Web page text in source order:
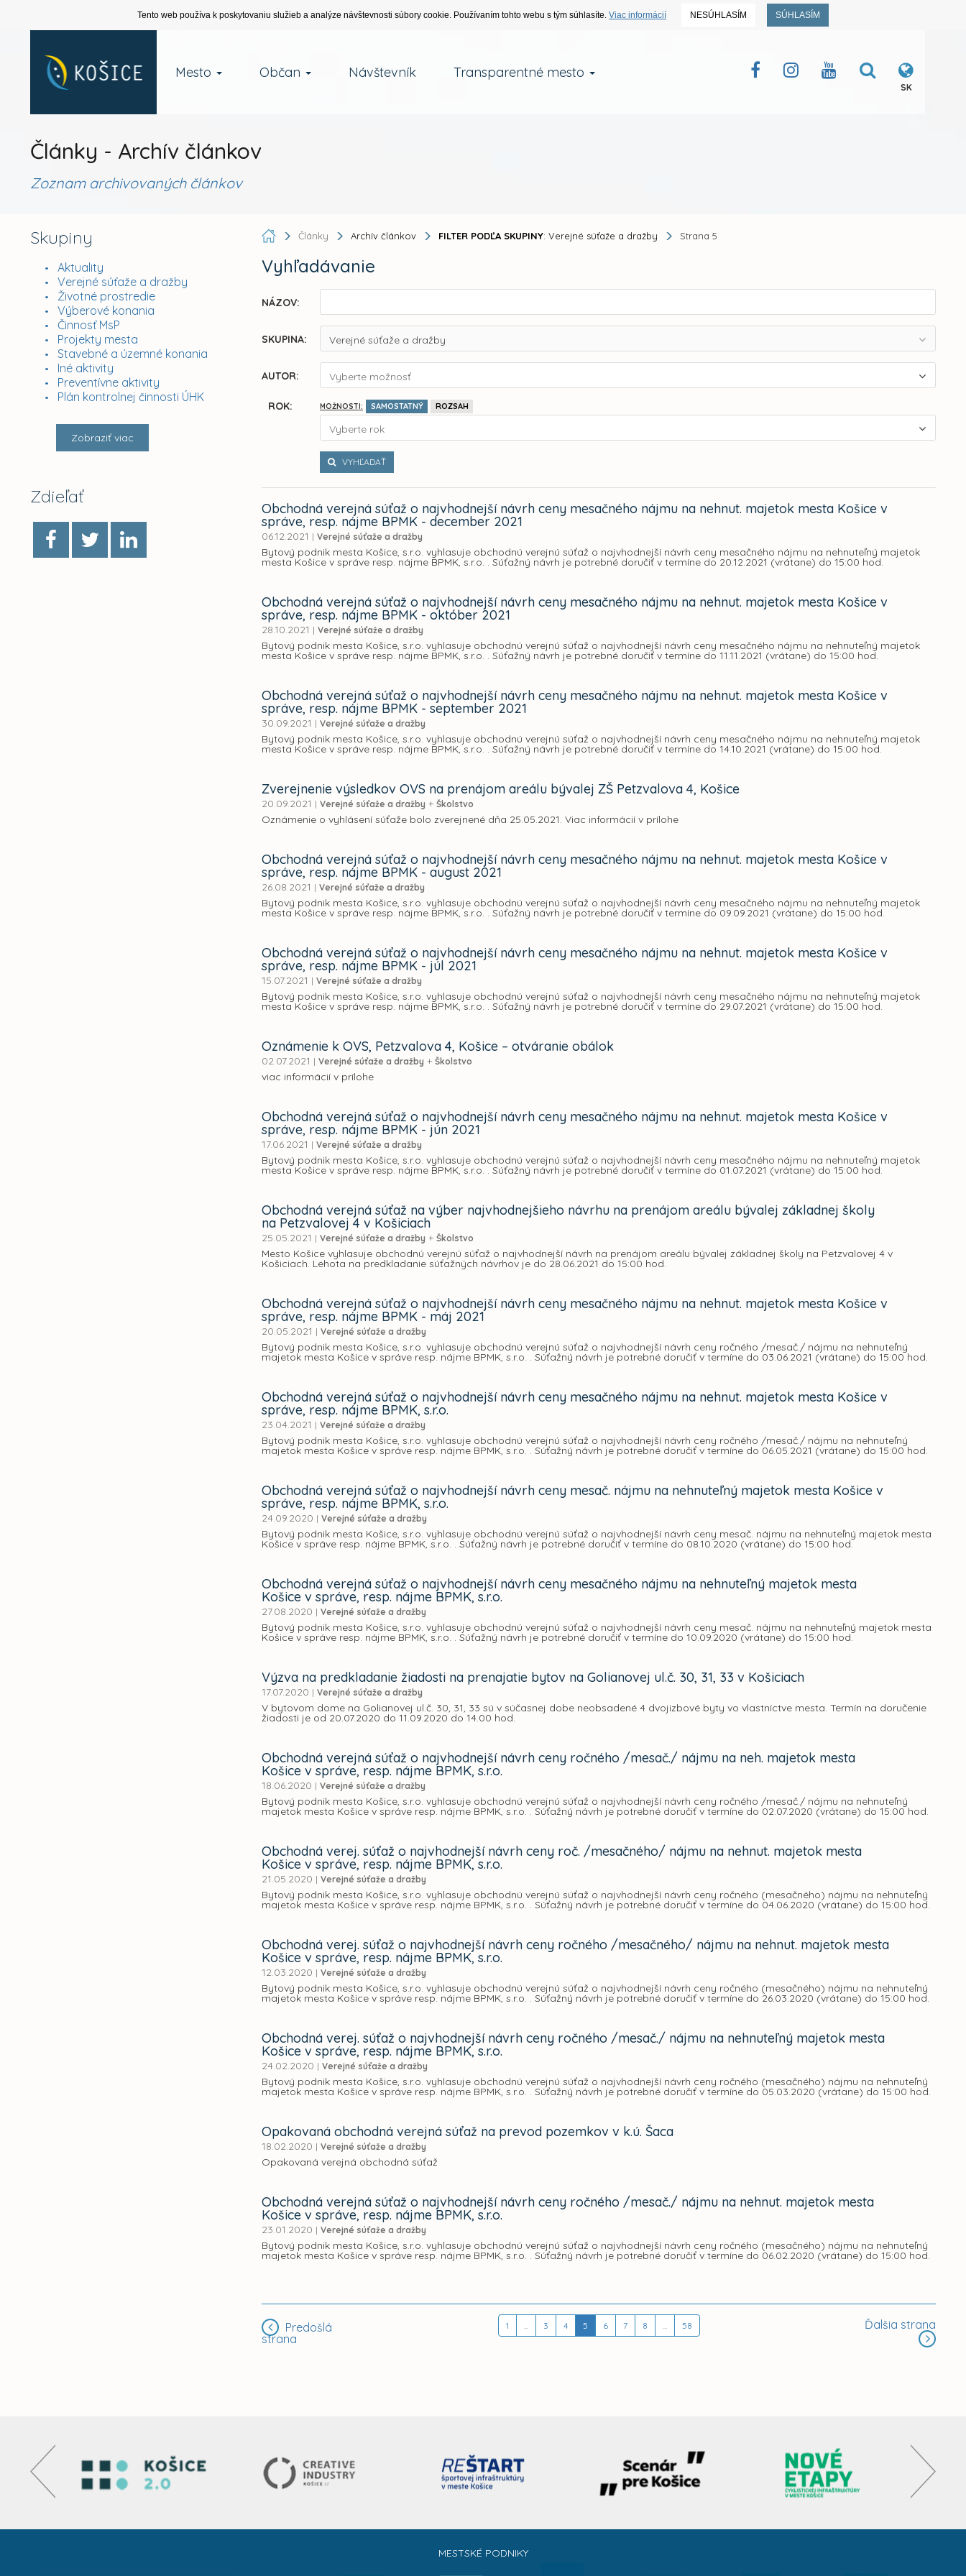
Tento web používa k poskytovaniu služieb a analýze návštevnosti súbory cookie. Používaním tohto webu s tým súhlasíte. Viac informácií NESÚHLASÍM SÚHLASÍM
Mesto Občan Návštevník Transparentné mesto
SK
Články - Archív článkov
Zoznam archivovaných článkov
Skupiny
Aktuality
Verejné súťaže a dražby
Životné prostredie
Výberové konania
Činnosť MsP
Projekty mesta
Stavebné a územné konania
Iné aktivity
Preventívne aktivity
Plán kontrolnej činnosti ÚHK
Zobraziť viac
Zdieľať
Články Archív článkov FILTER PODĽA SKUPINY: Verejné súťaže a dražby Strana 5
Vyhľadávanie
NÁZOV:
SKUPINA: Verejné súťaže a dražby
AUTOR: Vyberte možnosť
ROK: MOŽNOSTI: SAMOSTATNÝ ROZSAH
Vyberte rok
VYHĽADAŤ
Obchodná verejná súťaž o najvhodnejší návrh ceny mesačného nájmu na nehnut. majetok mesta Košice v
správe, resp. nájme BPMK - december 2021
06.12.2021 | Verejné súťaže a dražby
Bytový podnik mesta Košice, s.r.o. vyhlasuje obchodnú verejnú súťaž o najvhodnejší návrh ceny mesačného nájmu na nehnuteľný majetok
mesta Košice v správe resp. nájme BPMK, s.r.o. . Súťažný návrh je potrebné doručiť v termíne do 20.12.2021 (vrátane) do 15:00 hod.
Obchodná verejná súťaž o najvhodnejší návrh ceny mesačného nájmu na nehnut. majetok mesta Košice v
správe, resp. nájme BPMK - október 2021
28.10.2021 | Verejné súťaže a dražby
Bytový podnik mesta Košice, s.r.o. vyhlasuje obchodnú verejnú súťaž o najvhodnejší návrh ceny mesačného nájmu na nehnuteľný majetok
mesta Košice v správe resp. nájme BPMK, s.r.o. . Súťažný návrh je potrebné doručiť v termíne do 11.11.2021 (vrátane) do 15:00 hod.
Obchodná verejná súťaž o najvhodnejší návrh ceny mesačného nájmu na nehnut. majetok mesta Košice v
správe, resp. nájme BPMK - september 2021
30.09.2021 | Verejné súťaže a dražby
Bytový podnik mesta Košice, s.r.o. vyhlasuje obchodnú verejnú súťaž o najvhodnejší návrh ceny mesačného nájmu na nehnuteľný majetok
mesta Košice v správe resp. nájme BPMK, s.r.o. . Súťažný návrh je potrebné doručiť v termíne do 14.10.2021 (vrátane) do 15:00 hod.
Zverejnenie výsledkov OVS na prenájom areálu bývalej ZŠ Petzvalova 4, Košice
20.09.2021 | Verejné súťaže a dražby +Školstvo
Oznámenie o vyhlásení súťaže bolo zverejnené dňa 25.05.2021. Viac informácií v prílohe
Obchodná verejná súťaž o najvhodnejší návrh ceny mesačného nájmu na nehnut. majetok mesta Košice v
správe, resp. nájme BPMK - august 2021
26.08.2021 | Verejné súťaže a dražby
Bytový podnik mesta Košice, s.r.o. vyhlasuje obchodnú verejnú súťaž o najvhodnejší návrh ceny mesačného nájmu na nehnuteľný majetok
mesta Košice v správe resp. nájme BPMK, s.r.o. . Súťažný návrh je potrebné doručiť v termíne do 09.09.2021 (vrátane) do 15:00 hod.
Obchodná verejná súťaž o najvhodnejší návrh ceny mesačného nájmu na nehnut. majetok mesta Košice v
správe, resp. nájme BPMK - júl 2021
15.07.2021 | Verejné súťaže a dražby
Bytový podnik mesta Košice, s.r.o. vyhlasuje obchodnú verejnú súťaž o najvhodnejší návrh ceny mesačného nájmu na nehnuteľný majetok
mesta Košice v správe resp. nájme BPMK, s.r.o. . Súťažný návrh je potrebné doručiť v termíne do 29.07.2021 (vrátane) do 15:00 hod.
Oznámenie k OVS, Petzvalova 4, Košice – otváranie obálok
02.07.2021 | Verejné súťaže a dražby +Školstvo
viac informácií v prílohe
Obchodná verejná súťaž o najvhodnejší návrh ceny mesačného nájmu na nehnut. majetok mesta Košice v
správe, resp. nájme BPMK - jún 2021
17.06.2021 | Verejné súťaže a dražby
Bytový podnik mesta Košice, s.r.o. vyhlasuje obchodnú verejnú súťaž o najvhodnejší návrh ceny mesačného nájmu na nehnuteľný majetok
mesta Košice v správe resp. nájme BPMK, s.r.o. . Súťažný návrh je potrebné doručiť v termíne do 01.07.2021 (vrátane) do 15:00 hod.
Obchodná verejná súťaž na výber najvhodnejšieho návrhu na prenájom areálu bývalej základnej školy
na Petzvalovej 4 v Košiciach
25.05.2021 | Verejné súťaže a dražby +Školstvo
Mesto Košice vyhlasuje obchodnú verejnú súťaž o najvhodnejší návrh na prenájom areálu bývalej základnej školy na Petzvalovej 4 v
Košiciach. Lehota na predkladanie súťažných návrhov je do 28.06.2021 do 15:00 hod.
Obchodná verejná súťaž o najvhodnejší návrh ceny mesačného nájmu na nehnut. majetok mesta Košice v
správe, resp. nájme BPMK - máj 2021
20.05.2021 | Verejné súťaže a dražby
Bytový podnik mesta Košice, s.r.o. vyhlasuje obchodnú verejnú súťaž o najvhodnejší návrh ceny ročného /mesač./ nájmu na nehnuteľný
majetok mesta Košice v správe resp. nájme BPMK, s.r.o. . Súťažný návrh je potrebné doručiť v termíne do 03.06.2021 (vrátane) do 15:00 hod.
Obchodná verejná súťaž o najvhodnejší návrh ceny mesačného nájmu na nehnut. majetok mesta Košice v
správe, resp. nájme BPMK, s.r.o.
23.04.2021 | Verejné súťaže a dražby
Bytový podnik mesta Košice, s.r.o. vyhlasuje obchodnú verejnú súťaž o najvhodnejší návrh ceny ročného /mesač./ nájmu na nehnuteľný
majetok mesta Košice v správe resp. nájme BPMK, s.r.o. . Súťažný návrh je potrebné doručiť v termíne do 06.05.2021 (vrátane) do 15:00 hod.
Obchodná verejná súťaž o najvhodnejší návrh ceny mesač. nájmu na nehnuteľný majetok mesta Košice v
správe, resp. nájme BPMK, s.r.o.
24.09.2020 | Verejné súťaže a dražby
Bytový podnik mesta Košice, s.r.o. vyhlasuje obchodnú verejnú súťaž o najvhodnejší návrh ceny mesač. nájmu na nehnuteľný majetok mesta
Košice v správe resp. nájme BPMK, s.r.o. . Súťažný návrh je potrebné doručiť v termíne do 08.10.2020 (vrátane) do 15:00 hod.
Obchodná verejná súťaž o najvhodnejší návrh ceny mesačného nájmu na nehnuteľný majetok mesta
Košice v správe, resp. nájme BPMK, s.r.o.
27.08.2020 | Verejné súťaže a dražby
Bytový podnik mesta Košice, s.r.o. vyhlasuje obchodnú verejnú súťaž o najvhodnejší návrh ceny mesač. nájmu na nehnuteľný majetok mesta
Košice v správe resp. nájme BPMK, s.r.o. . Súťažný návrh je potrebné doručiť v termíne do 10.09.2020 (vrátane) do 15:00 hod.
Výzva na predkladanie žiadosti na prenajatie bytov na Golianovej ul.č. 30, 31, 33 v Košiciach
17.07.2020 | Verejné súťaže a dražby
V bytovom dome na Golianovej ul.č. 30, 31, 33 sú v súčasnej dobe neobsadené 4 dvojizbové byty vo vlastníctve mesta. Termín na doručenie
žiadosti je od 20.07.2020 do 11.09.2020 do 14.00 hod.
Obchodná verejná súťaž o najvhodnejší návrh ceny ročného /mesač./ nájmu na neh. majetok mesta
Košice v správe, resp. nájme BPMK, s.r.o.
18.06.2020 | Verejné súťaže a dražby
Bytový podnik mesta Košice, s.r.o. vyhlasuje obchodnú verejnú súťaž o najvhodnejší návrh ceny ročného /mesač./ nájmu na nehnuteľný
majetok mesta Košice v správe resp. nájme BPMK, s.r.o. . Súťažný návrh je potrebné doručiť v termíne do 02.07.2020 (vrátane) do 15:00 hod.
Obchodná verej. súťaž o najvhodnejší návrh ceny roč. /mesačného/ nájmu na nehnut. majetok mesta
Košice v správe, resp. nájme BPMK, s.r.o.
21.05.2020 | Verejné súťaže a dražby
Bytový podnik mesta Košice, s.r.o. vyhlasuje obchodnú verejnú súťaž o najvhodnejší návrh ceny ročného (mesačného) nájmu na nehnuteľný
majetok mesta Košice v správe resp. nájme BPMK, s.r.o. . Súťažný návrh je potrebné doručiť v termíne do 04.06.2020 (vrátane) do 15:00 hod.
Obchodná verej. súťaž o najvhodnejší návrh ceny ročného /mesačného/ nájmu na nehnut. majetok mesta
Košice v správe, resp. nájme BPMK, s.r.o.
12.03.2020 | Verejné súťaže a dražby
Bytový podnik mesta Košice, s.r.o. vyhlasuje obchodnú verejnú súťaž o najvhodnejší návrh ceny ročného (mesačného) nájmu na nehnuteľný
majetok mesta Košice v správe resp. nájme BPMK, s.r.o. . Súťažný návrh je potrebné doručiť v termíne do 26.03.2020 (vrátane) do 15:00 hod.
Obchodná verej. súťaž o najvhodnejší návrh ceny ročného /mesač./ nájmu na nehnuteľný majetok mesta
Košice v správe, resp. nájme BPMK, s.r.o.
24.02.2020 | Verejné súťaže a dražby
Bytový podnik mesta Košice, s.r.o. vyhlasuje obchodnú verejnú súťaž o najvhodnejší návrh ceny ročného (mesačného) nájmu na nehnuteľný
majetok mesta Košice v správe resp. nájme BPMK, s.r.o. . Súťažný návrh je potrebné doručiť v termíne do 05.03.2020 (vrátane) do 15:00 hod.
Opakovaná obchodná verejná súťaž na prevod pozemkov v k.ú. Šaca
18.02.2020 | Verejné súťaže a dražby
Opakovaná verejná obchodná súťaž
Obchodná verejná súťaž o najvhodnejší návrh ceny ročného /mesač./ nájmu na nehnut. majetok mesta
Košice v správe, resp. nájme BPMK, s.r.o.
23.01.2020 | Verejné súťaže a dražby
Bytový podnik mesta Košice, s.r.o. vyhlasuje obchodnú verejnú súťaž o najvhodnejší návrh ceny ročného (mesačného) nájmu na nehnuteľný
majetok mesta Košice v správe resp. nájme BPMK, s.r.o. . Súťažný návrh je potrebné doručiť v termíne do 06.02.2020 (vrátane) do 15:00 hod.
Predošlá
strana
1 ... 3 4 5 6 7 8 ... 58 Ďalšia strana
MESTSKÉ PODNIKY